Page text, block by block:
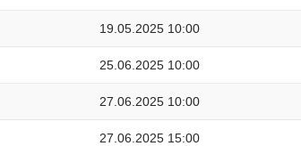
19.05.2025 10:00
25.06.2025 10:00
27.06.2025 10:00
27.06.2025 15:00